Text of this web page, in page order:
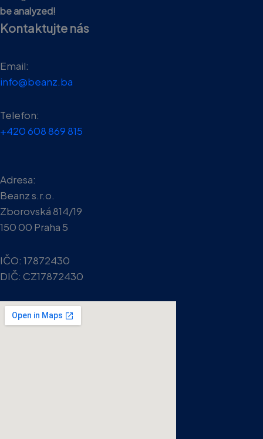
be analyzed!
Kontaktujte nás
Email:
info@beanz.ba
Telefon:
+420 608 869 815
Adresa:
Beanz s.r.o.
Zborovská 814/19
150 00 Praha 5
IČO: 17872430
DIČ: CZ17872430